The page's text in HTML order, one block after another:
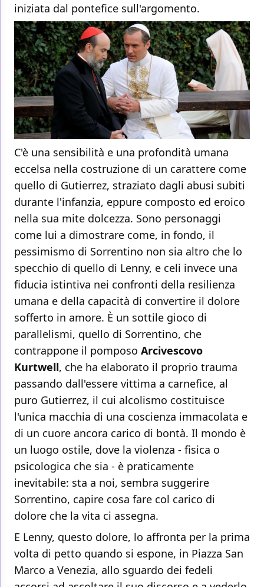
iniziata dal pontefice sull'argomento.
C'è una sensibilità e una profondità umana
eccelsa nella costruzione di un carattere come
quello di Gutierrez, straziato dagli abusi subiti
durante l'infanzia, eppure composto ed eroico
nella sua mite dolcezza. Sono personaggi
come lui a dimostrare come, in fondo, il
pessimismo di Sorrentino non sia altro che lo
specchio di quello di Lenny, e celi invece una
fiducia istintiva nei confronti della resilienza
umana e della capacità di convertire il dolore
sofferto in amore. È un sottile gioco di
parallelismi, quello di Sorrentino, che
contrappone il pomposo Arcivescovo
Kurtwell, che ha elaborato il proprio trauma
passando dall'essere vittima a carnefice, al
puro Gutierrez, il cui alcolismo costituisce
l'unica macchia di una coscienza immacolata e
di un cuore ancora carico di bontà. Il mondo è
un luogo ostile, dove la violenza - fisica o
psicologica che sia - è praticamente
inevitabile: sta a noi, sembra suggerire
Sorrentino, capire cosa fare col carico di
dolore che la vita ci assegna.
E Lenny, questo dolore, lo affronta per la prima
volta di petto quando si espone, in Piazza San
Marco a Venezia, allo sguardo dei fedeli